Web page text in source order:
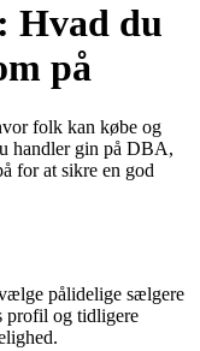
Hvad du
på
folk kan købe og
handler gin på DBA,
for at sikre en god
pålidelige sælgere
profil og tidligere